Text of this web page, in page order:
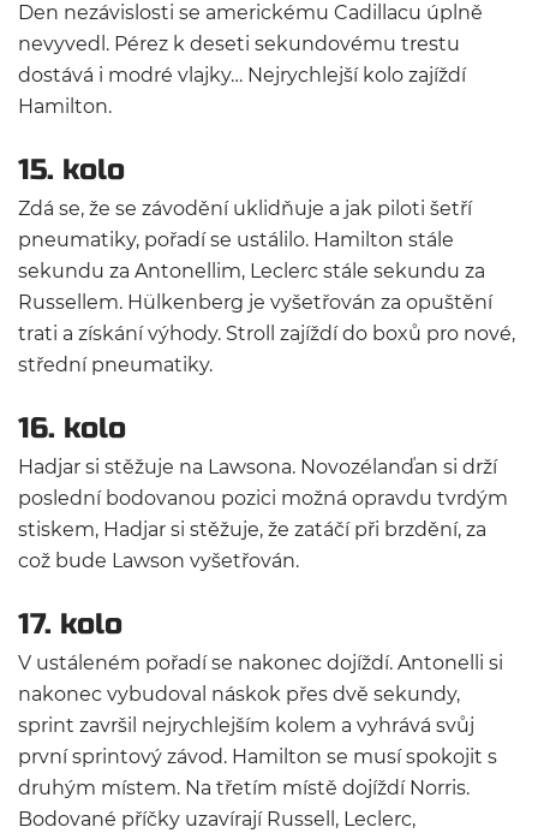
Den nezávislosti se americkému Cadillacu úplně
nevyvedl. Pérez k deseti sekundovému trestu
dostává i modré vlajky… Nejrychlejší kolo zajíždí
Hamilton.
15. kolo
Zdá se, že se závodění uklidňuje a jak piloti šetří
pneumatiky, pořadí se ustálilo. Hamilton stále
sekundu za Antonellim, Leclerc stále sekundu za
Russellem. Hülkenberg je vyšetřován za opuštění
trati a získání výhody. Stroll zajíždí do boxů pro nové,
střední pneumatiky.
16. kolo
Hadjar si stěžuje na Lawsona. Novozélanďan si drží
poslední bodovanou pozici možná opravdu tvrdým
stiskem, Hadjar si stěžuje, že zatáčí při brzdění, za
což bude Lawson vyšetřován.
17. kolo
V ustáleném pořadí se nakonec dojíždí. Antonelli si
nakonec vybudoval náskok přes dvě sekundy,
sprint završil nejrychlejším kolem a vyhrává svůj
první sprintový závod. Hamilton se musí spokojit s
druhým místem. Na třetím místě dojíždí Norris.
Bodované příčky uzavírají Russell, Leclerc,